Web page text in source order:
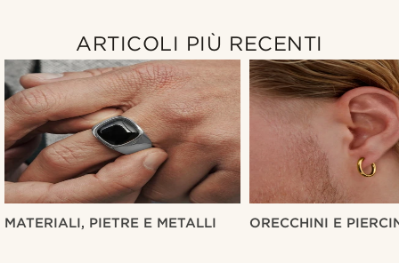
ARTICOLI PIÙ RECENTI
MATERIALI, PIETRE E METALLI ORECCHINI E